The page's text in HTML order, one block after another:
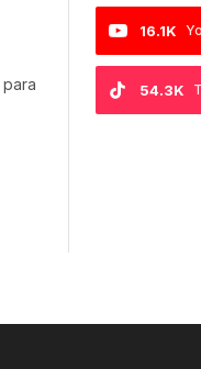
16.1K
54.3K